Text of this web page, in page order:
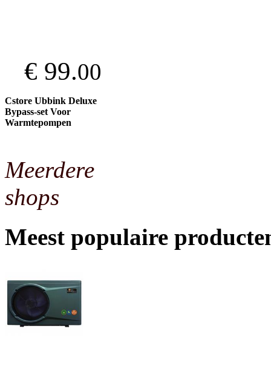
€ 99.00
Cstore Ubbink Deluxe
Bypass-set Voor
Warmtepompen
Meerdere
shops
Meest populaire